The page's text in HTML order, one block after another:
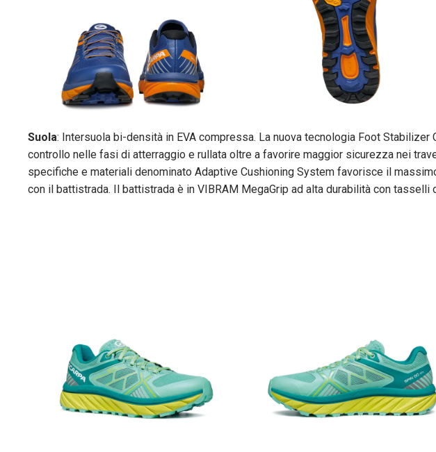
Suola: Intersuola bi-densità in EVA compressa. La nuova tecnologia Foot
controllo nelle fasi di atterraggio e rullata oltre a favorire maggior sicurezza nei
specifiche e materiali denominato Adaptive Cushioning System favorisce il
con il battistrada. Il battistrada è in VIBRAM MegaGrip ad alta durabilità con tasselli